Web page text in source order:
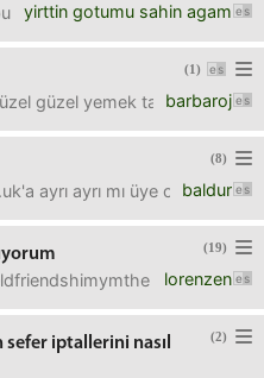
yirttin gotumu sahin agam
heavy metal
(1)
barbaroj
güzel yemek tariflerinin yer
(8)
baldur
ayrı ayrı mı üye olmam
(19)
lorenzen
big bang
(2)
sefer iptallerini nasıl